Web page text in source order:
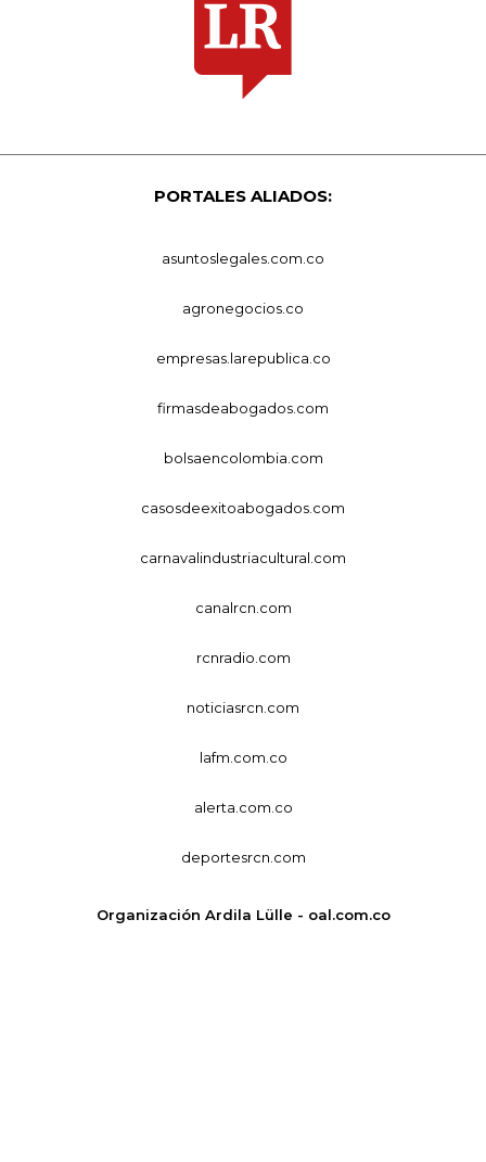
PORTALES ALIADOS:
asuntoslegales.com.co
agronegocios.co
empresas.larepublica.co
firmasdeabogados.com
bolsaencolombia.com
casosdeexitoabogados.com
carnavalindustriacultural.com
canalrcn.com
rcnradio.com
noticiasrcn.com
lafm.com.co
alerta.com.co
deportesrcn.com
Organización Ardila Lülle - oal.com.co